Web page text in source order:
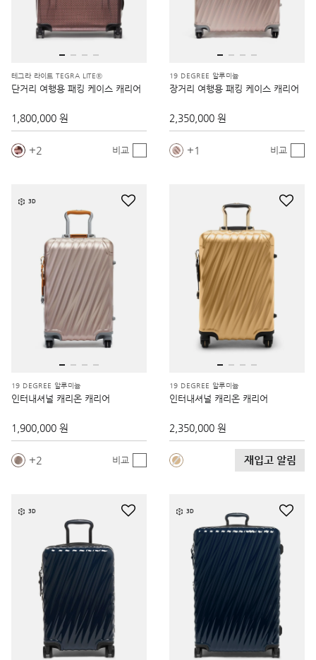
테그라 라이트 TEGRA LITE®
단거리 여행용 패킹 케이스 캐리어
1,800,000 원
2 비교
19 DEGREE 알루미늄
장거리 여행용 패킹 케이스 캐리어
2,350,000 원
1 비교
3D
19 DEGREE 알루미늄
인터내셔널 캐리온 캐리어
1,900,000 원
2 비교
19 DEGREE 알루미늄
인터내셔널 캐리온 캐리어
2,350,000 원
재입고 알림
3D 3D